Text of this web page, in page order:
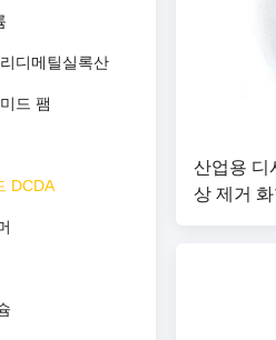
디메틸실록산
드 팸
DCDA
산업용 디
상 제거